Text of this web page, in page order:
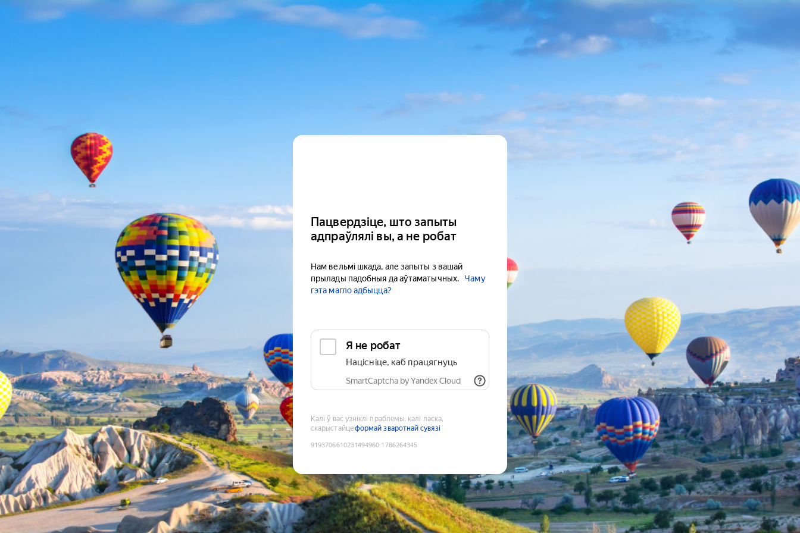
Пацвердзіце, што запыты
адпраўлялі вы, а не робат
Нам вельмі шкада, але запыты з вашай
прылады падобныя да аўтаматычных.
Чаму
гэта магло адбыцца?
Я не робат
Націсніце, каб працягнуць
SmartCaptcha by Yandex Cloud
Калі ў вас узніклі праблемы, калі ласка,
скарыстайцеформай зваротнай сувязі
9193706610231494960:1786264345